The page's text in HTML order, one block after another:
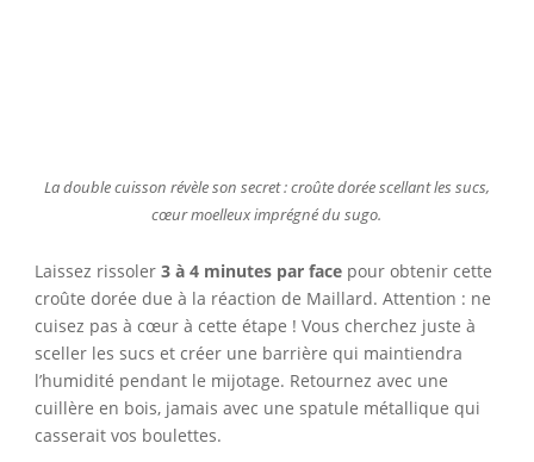
La double cuisson révèle son secret : croûte dorée scellant les sucs,
cœur moelleux imprégné du sugo.
Laissez rissoler 3 à 4 minutes par facepour obtenir cette
croûte dorée due à la réaction de Maillard. Attention : ne
cuisez pas à cœur à cette étape ! Vous cherchez juste à
sceller les sucs et créer une barrière qui maintiendra
l’humidité pendant le mijotage. Retournez avec une
cuillère en bois, jamais avec une spatule métallique qui
casserait vos boulettes.